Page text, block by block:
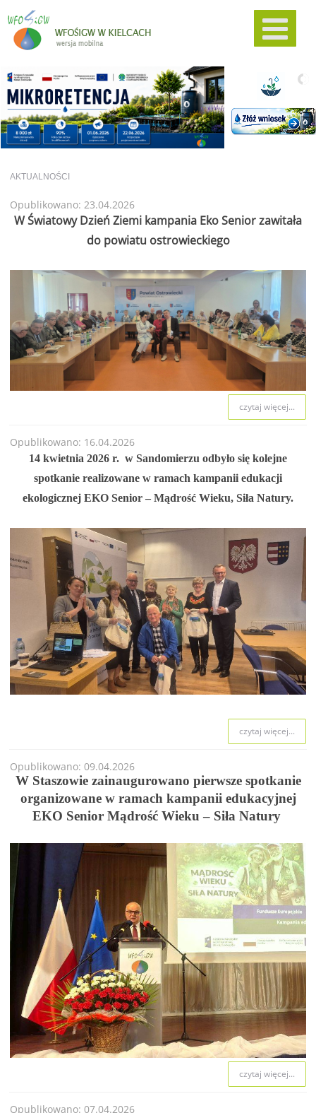
AKTUALNOŚCI
Opublikowano: 23.04.2026
W Światowy Dzień Ziemi kampania Eko Senior zawitała
do powiatu ostrowieckiego
czytaj więcej...
Opublikowano: 16.04.2026
14 kwietnia 2026 r. w Sandomierzu odbyło się kolejne
spotkanie realizowane w ramach kampanii edukacji
ekologicznej EKO Senior – Mądrość Wieku, Siła Natury.
czytaj więcej...
Opublikowano: 09.04.2026
W Staszowie zainaugurowano pierwsze spotkanie
organizowane w ramach kampanii edukacyjnej
EKO Senior Mądrość Wieku – Siła Natury
czytaj więcej...
Opublikowano: 07.04.2026